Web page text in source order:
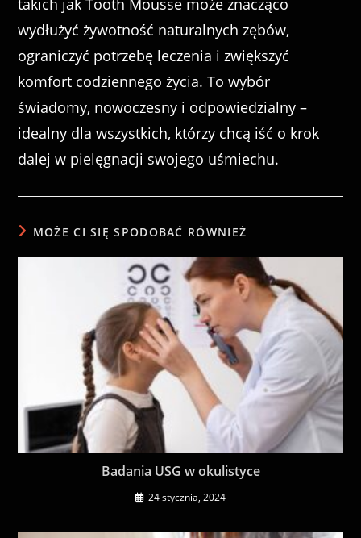
takich jak Tooth Mousse może znacząco
wydłużyć żywotność naturalnych zębów,
ograniczyć potrzebę leczenia i zwiększyć
komfort codziennego życia. To wybór
świadomy, nowoczesny i odpowiedzialny –
idealny dla wszystkich, którzy chcą iść o krok
dalej w pielęgnacji swojego uśmiechu.
MOŻE CI SIĘ SPODOBAĆ RÓWNIEŻ
Badania USG w okulistyce
24 stycznia, 2024